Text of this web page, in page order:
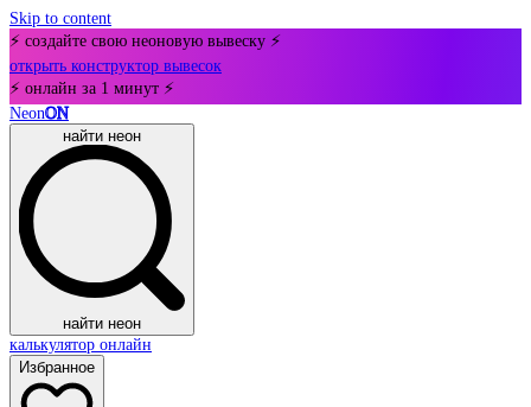
Skip to content
⚡ создайте свою неоновую вывеску ⚡
открыть конструктор вывесок
⚡ онлайн за 1 минут ⚡
NeonON
найти неон
найти неон
калькулятор онлайн
Избранное